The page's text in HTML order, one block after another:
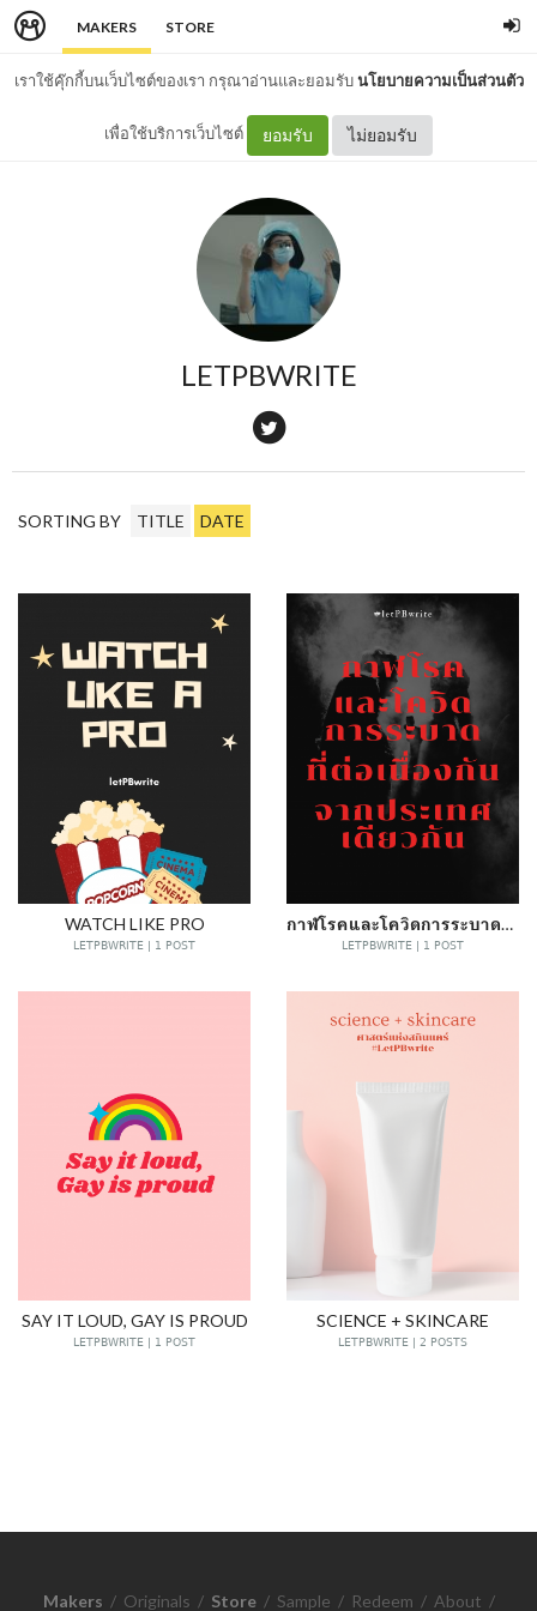
MAKERS STORE
เราใช้คุ๊กกี้บนเว็บไซต์ของเรา กรุณาอ่านและยอมรับนโยบายความเป็นส่วนตัว
เพื่อใช้บริการเว็บไซต์ ยอมรับ ไม่ยอมรับ
LETPBWRITE
SORTING BY TITLE DATE
WATCH LIKE PRO
LETPBWRITE | 1 POST
กาฬโรคและโควิดการระบาดที่ต่อเนื่องกันจากประเทศเดียวกัน
LETPBWRITE | 1 POST
SAY IT LOUD, GAY IS PROUD
LETPBWRITE | 1 POST
SCIENCE + SKINCARE
LETPBWRITE | 2 POSTS
Makers / Originals / Store / Sample / Redeem / About /